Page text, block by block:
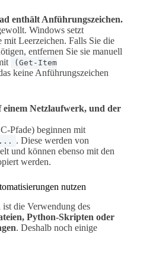
enthält Anführungszeichen.
Windows setzt
Leerzeichen. Falls Sie die
entfernen Sie sie manuell
(Get-Item
keine Anführungszeichen
einem Netzlaufwerk, und der
Pfade) beginnen mit
. Diese werden von
und können ebenso mit den
werden.
nutzen
die Verwendung des
Python-Skripten oder
. Deshalb noch einige